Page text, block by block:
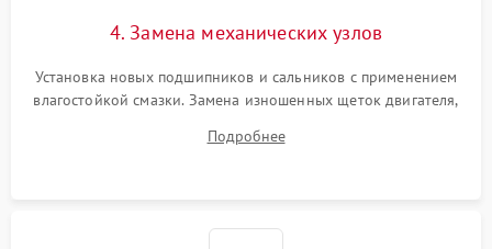
4. Замена механических узлов
Установка новых подшипников и сальников с применением
влагостойкой смазки. Замена изношенных щеток двигателя,
или поврежденной резиновой манжеты.
Подробнее